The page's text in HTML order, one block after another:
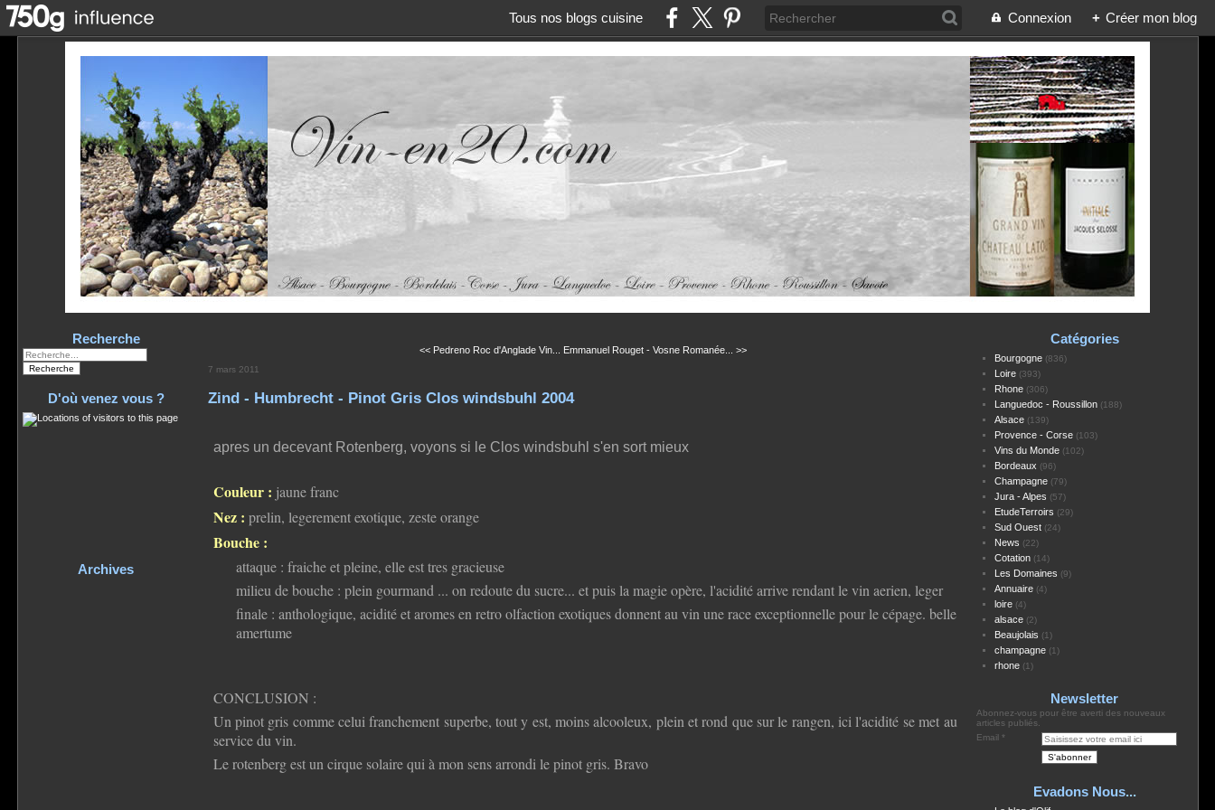
Tous nos blogs cuisine Connexion + Créer mon blog
Recherche
D'où venez vous ?
Archives
<< Pedreno Roc d'Anglade Vin... Emmanuel Rouget - Vosne Romanée... >>
7 mars 2011
Zind - Humbrecht - Pinot Gris Clos windsbuhl 2004
apres un decevant Rotenberg, voyons si le Clos windsbuhl s'en sort mieux
Couleur : jaune franc
Nez : prelin, legerement exotique, zeste orange
Bouche :
attaque : fraiche et pleine, elle est tres gracieuse
milieu de bouche : plein gourmand ... on redoute du sucre... et puis la magie opère, l'acidité arrive rendant le vin aerien, leger
finale : anthologique, acidité et aromes en retro olfaction exotiques donnent au vin une race exceptionnelle pour le cépage. belle
amertume
CONCLUSION :
Un pinot gris comme celui franchement superbe, tout y est, moins alcooleux, plein et rond que sur le rangen, ici l'acidité se met au
service du vin.
Le rotenberg est un cirque solaire qui à mon sens arrondi le pinot gris. Bravo
Catégories
Bourgogne(836)
Loire(393)
Rhone(306)
Languedoc - Roussillon(188)
Alsace(139)
Provence - Corse(103)
Vins du Monde(102)
Bordeaux (96)
Champagne(79)
Jura - Alpes (57)
EtudeTerroirs (29)
Sud Ouest(24)
News (22)
Cotation(14)
Les Domaines (9)
Annuaire(4)
loire(4)
alsace(2)
Beaujolais (1)
champagne(1)
rhone(1)
Newsletter
Abonnez-vous pour être averti des nouveaux
articles publiés.
Email
Evadons Nous...